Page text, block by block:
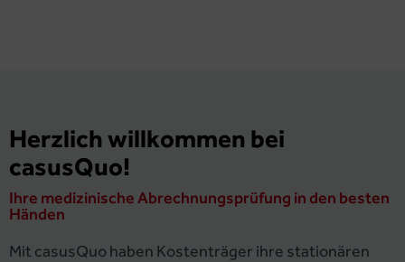
Herzlich willkommen bei
casusQuo!
Ihre medizinische Abrechnungsprüfung in den besten
Händen
Mit casusQuo haben Kostenträger ihre stationären